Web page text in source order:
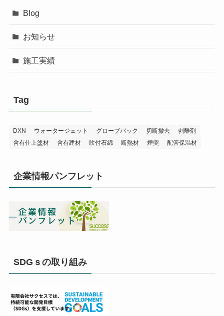
Blog
お知らせ
施工実績
Tag
DXN ウォータージェット グローブバック 切断撤去
剥離剤
含有仕上塗材
含有建材 吹付石綿 断熱材 煙突 配管保温材
企業情報パンフレット
SDGｓの取り組み